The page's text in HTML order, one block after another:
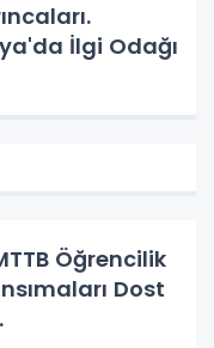
İlgi Odağı
Öğrencilik
Dost